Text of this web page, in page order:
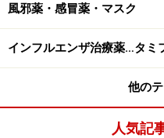
まうと、体が正常に機能
補うために、献血された
ルブミン製剤」になり、
風邪薬・感冒薬・マスク
インフルエンザ治療薬…タミ
他の
人気記